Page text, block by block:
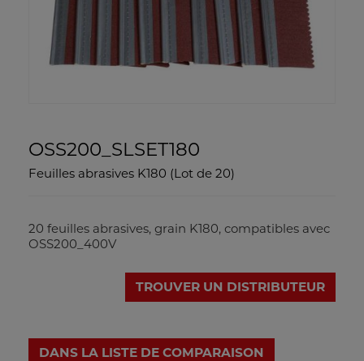
OSS200_SLSET180
Feuilles abrasives K180 (Lot de 20)
20 feuilles abrasives, grain K180, compatibles avec
OSS200_400V
TROUVER UN DISTRIBUTEUR
DANS LA LISTE DE COMPARAISON